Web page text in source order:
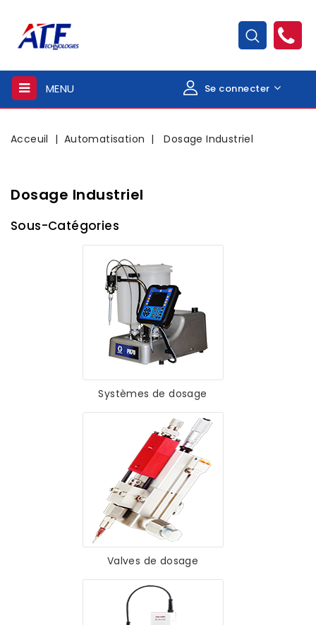
MENU Se connecter
Acceuil Automatisation Dosage Industriel
Dosage Industriel
Sous-Catégories
Systèmes de dosage
Valves de dosage